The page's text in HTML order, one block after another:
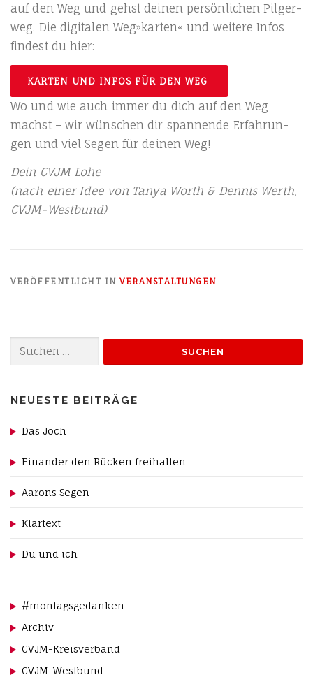
auf den Weg und gehst dei­nen per­sön­li­chen Pil­ger­
weg. Die digi­ta­len Weg»karten« und wei­te­re Infos
fin­dest du hier:
KAR­TEN UND INFOS FÜR DEN WEG
Wo und wie auch immer du dich auf den Weg
machst – wir wün­schen dir span­nen­de Erfah­run­
gen und viel Segen für dei­nen Weg!
Dein CVJM Lohe
(nach einer Idee von Tanya Worth & Den­nis Werth,
CVJM-Westbund)
VERÖFFENTLICHT IN VERANSTALTUNGEN
nach:
NEUESTE BEITRÄGE
Das Joch
Einander den Rücken freihalten
Aarons Segen
Klartext
Du und ich
#montagsgedanken
Archiv
CVJM-Kreisverband
CVJM-Westbund